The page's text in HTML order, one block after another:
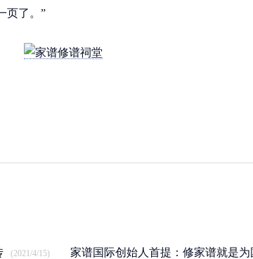
页了。”
(2021/4/15) 家谱国际创始人首提：修家谱就是